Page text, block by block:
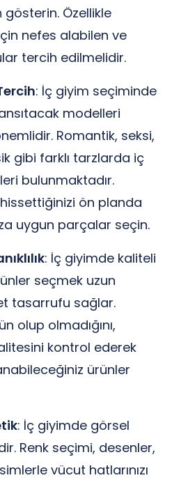
Özellikle
nefes alabilen ve
tercih edilmelidir.
: İç giyim seçiminde
modelleri
Romantik, seksi,
gibi farklı tarzlarda iç
bulunmaktadır.
hissettiğinizi ön planda
uygun parçalar seçin.
: İç giyimde kaliteli
seçmek uzun
tasarrufu sağlar.
olup olmadığını,
kontrol ederek
ürünler
: İç giyimde görsel
Renk seçimi, desenler,
vücut hatlarınızı